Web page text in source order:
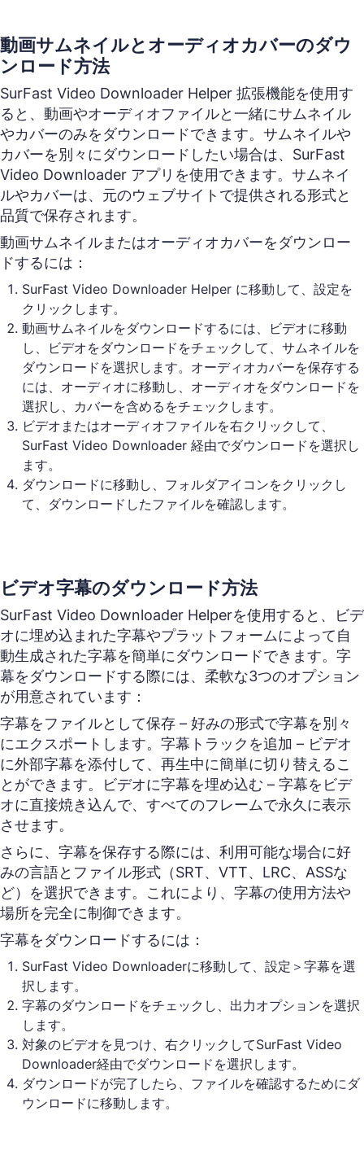
動画サムネイルとオーディオカバーのダウ
ンロード方法
SurFast Video Downloader Helper 拡張機能を使用す
ると、動画やオーディオファイルと一緒にサムネイル
やカバーのみをダウンロードできます。サムネイルや
カバーを別々にダウンロードしたい場合は、SurFast
Video Downloader アプリを使用できます。サムネイ
ルやカバーは、元のウェブサイトで提供される形式と
品質で保存されます。
動画サムネイルまたはオーディオカバーをダウンロー
ドするには：
SurFast Video Downloader Helper に移動して、設定を
クリックします。
動画サムネイルをダウンロードするには、ビデオに移動
し、ビデオをダウンロードをチェックして、サムネイルを
ダウンロードを選択します。オーディオカバーを保存する
には、オーディオに移動し、オーディオをダウンロードを
選択し、カバーを含めるをチェックします。
ビデオまたはオーディオファイルを右クリックして、
SurFast Video Downloader 経由でダウンロードを選択し
ます。
ダウンロードに移動し、フォルダアイコンをクリックし
て、ダウンロードしたファイルを確認します。
ビデオ字幕のダウンロード方法
SurFast Video Downloader Helperを使用すると、ビデ
オに埋め込まれた字幕やプラットフォームによって自
動生成された字幕を簡単にダウンロードできます。字
幕をダウンロードする際には、柔軟な3つのオプション
が用意されています：
字幕をファイルとして保存 – 好みの形式で字幕を別々
にエクスポートします。字幕トラックを追加 – ビデオ
に外部字幕を添付して、再生中に簡単に切り替えるこ
とができます。ビデオに字幕を埋め込む – 字幕をビデ
オに直接焼き込んで、すべてのフレームで永久に表示
させます。
さらに、字幕を保存する際には、利用可能な場合に好
みの言語とファイル形式（SRT、VTT、LRC、ASSな
ど）を選択できます。これにより、字幕の使用方法や
場所を完全に制御できます。
字幕をダウンロードするには：
SurFast Video Downloaderに移動して、設定＞字幕を選
択します。
字幕のダウンロードをチェックし、出力オプションを選択
します。
対象のビデオを見つけ、右クリックしてSurFast Video
Downloader経由でダウンロードを選択します。
ダウンロードが完了したら、ファイルを確認するためにダ
ウンロードに移動します。